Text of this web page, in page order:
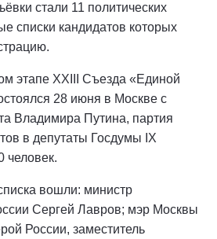
стали 11 политических
списки кандидатов которых
этапе XXIII Съезда «Единой
28 июня в Москве с
Владимира Путина, партия
в депутаты Госдумы IX
человек.
вошли: министр
Сергей Лавров; мэр Москвы
России, заместитель